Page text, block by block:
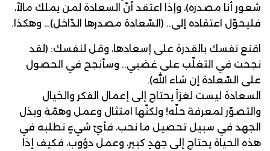
شعور أنا مصدره)، وإذا اعتقد أنّ السعادة لمن يملك مالاً،
فليحوّل اعتقاده إلى.. (السّعادة مصدرها الدّاخل)… وهكذا.
اقنع نفسك بالقدرة على إسعادها، وقل لنفسك: (لقد
نجحت في التغلّب على غضبي.. وسأنجح في الحصول
على السّعادة إن شاء الله).
السعادة ليست لغزاً يحتاج إلى إعمال الفكر والخيال
والتصوّر لمعرفة حلّه! ولكنّها امتثال وعمل وهمّة وبذل
الجهد في سبيل تحصيل ما نحب، فأيّ شيءٍ نطلبه في
هذه الحياة يحتاج إلى جهدٍ كبير، وعمل دؤوب، فكيف إذا